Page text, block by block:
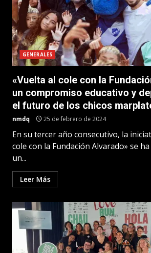
GENERALES
«Vuelta al cole con la
un compromiso educativo y
el futuro de los chicos
nmdq 25 de febrero de 2024
En su tercer año consecutivo, la
cole con la Fundación Alvarado» se
un...
Leer Más